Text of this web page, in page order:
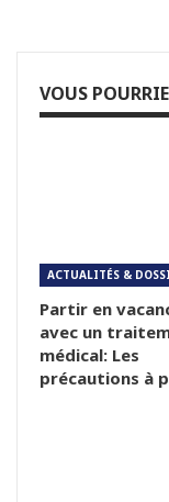
VOUS
ACTUALITÉS &
Partir en
avec un
médical: Les
précautions à